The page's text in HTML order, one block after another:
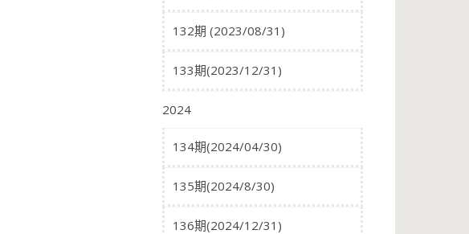
132期 (2023/08/31)
133期(2023/12/31)
2024
134期(2024/04/30)
135期(2024/8/30)
136期(2024/12/31)